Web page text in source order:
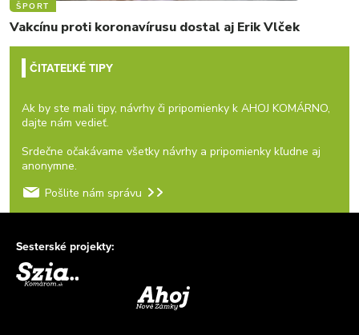
ŠPORT
Vakcínu proti koronavírusu dostal aj Erik Vlček
ČITATEĽKÉ TIPY
Ak by ste mali tipy, návrhy či pripomienky k AHOJ KOMÁRNO,
dajte nám vedieť.
Srdečne očakávame všetky návrhy a pripomienky kľudne aj
anonymne.
Pošlite nám správu
Sesterské projekty: